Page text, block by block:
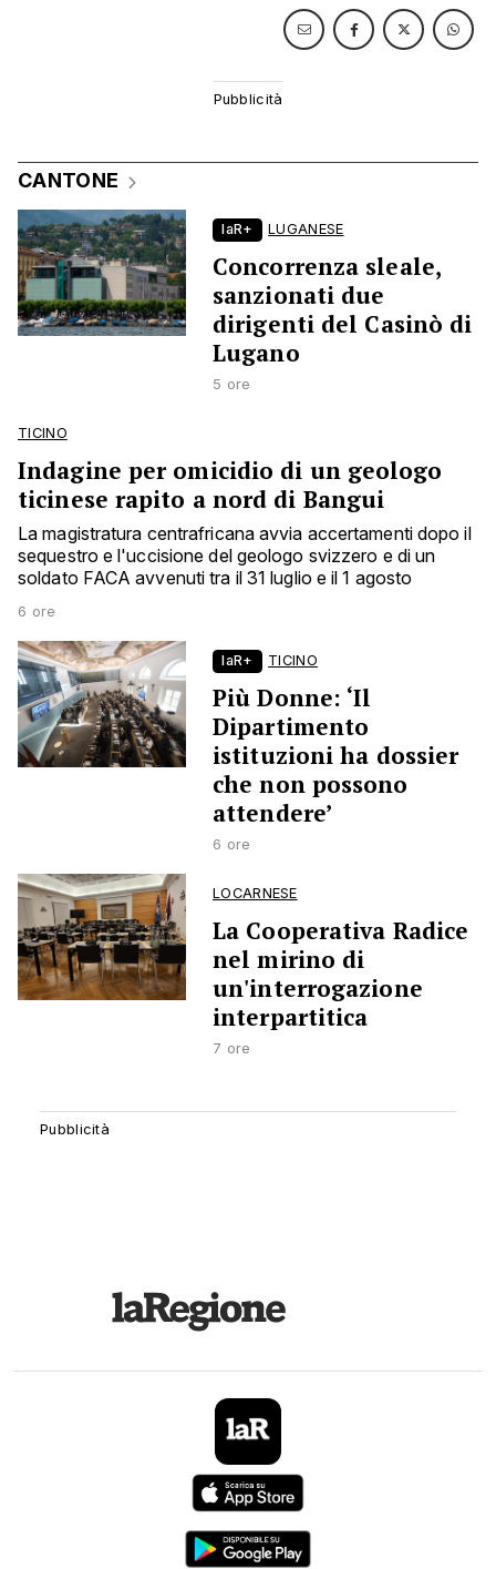
CANTONE
laR+ LUGANESE
Concorrenza sleale,
sanzionati due
dirigenti del Casinò di
Lugano
5 ore
TICINO
Indagine per omicidio di un geologo
ticinese rapito a nord di Bangui
La magistratura centrafricana avvia accertamenti dopo il
sequestro e l'uccisione del geologo svizzero e di un
soldato FACA avvenuti tra il 31 luglio e il 1 agosto
6 ore
laR+ TICINO
Più Donne: ‘Il
Dipartimento
istituzioni ha dossier
che non possono
attendere’
6 ore
LOCARNESE
La Cooperativa Radice
nel mirino di
un'interrogazione
interpartitica
7 ore